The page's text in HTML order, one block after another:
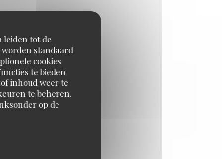
leiden tot de
standaard
cookies
te bieden
inhoud weer te
te beheren.
op de
18,00 EUR